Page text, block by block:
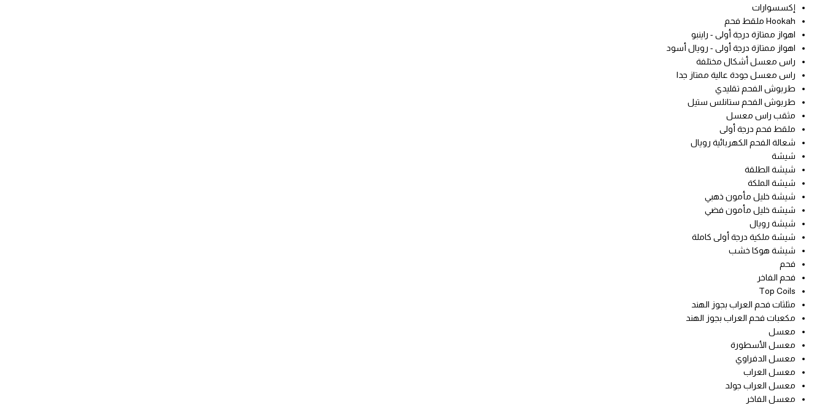
إكسسوارات
Hookah ملقط فحم
اهواز ممتازة درجة أولى - راينبو
اهواز ممتازة درجة أولى - رويال أسود
راس معسل أشكال مختلفة
راس معسل جودة عالية ممتاز جدا
طربوش الفحم تقليدي
طربوش الفحم ستانلس ستيل
مثقب راس معسل
ملقط فحم درجة أولى
شعالة الفحم الكهربائية رويال
شيشة
شيشة الطلقة
شيشة الملكة
شيشة خليل مأمون ذهبي
شيشة خليل مأمون فضي
شيشة رويال
شيشة ملكية درجة أولى كاملة
شيشة هوكا خشب
فحم
فحم الفاخر
Top Coils
مثلثات فحم العراب بجوز الهند
مكعبات فحم العراب بجوز الهند
معسل
معسل الأسطورة
معسل الدفراوي
معسل العراب
معسل العراب جولد
معسل الفاخر